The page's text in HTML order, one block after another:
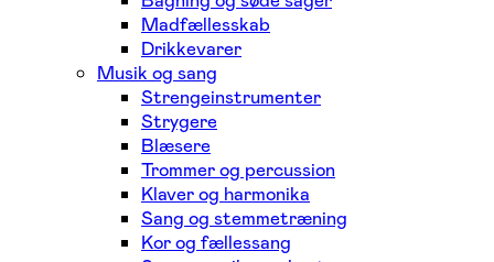
Madfællesskab
Drikkevarer
Musik og sang
Strengeinstrumenter
Strygere
Blæsere
Trommer og percussion
Klaver og harmonika
Sang og stemmetræning
Kor og fællessang